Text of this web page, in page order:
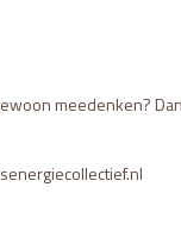
meedenken?